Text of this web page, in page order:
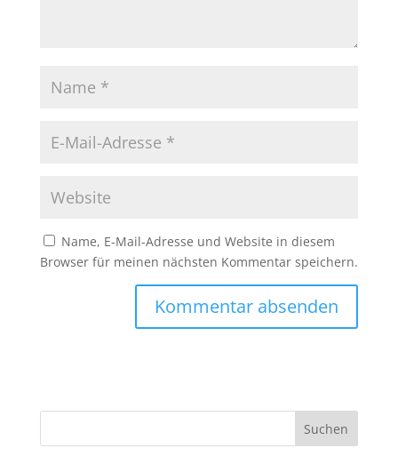
Name, E-Mail-Adresse und Website in diesem
Browser für meinen nächsten Kommentar speichern.